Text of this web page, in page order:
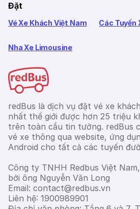
Đặt
Vé Xe Khách Việt Nam Các Tuyến
Nha Xe Limousine
redBus là dịch vụ đặt vé xe
nhất thế giới được hơn 25 triệu
trên toàn cầu tin tưởng. redBus
vé xe thông qua website, ứng
Android cho tất cả các tuyến
Công ty TNHH Redbus Việt
bởi ông Nguyễn Văn Long
Email: contact@redbus.vn
Liên hệ: 1900989901